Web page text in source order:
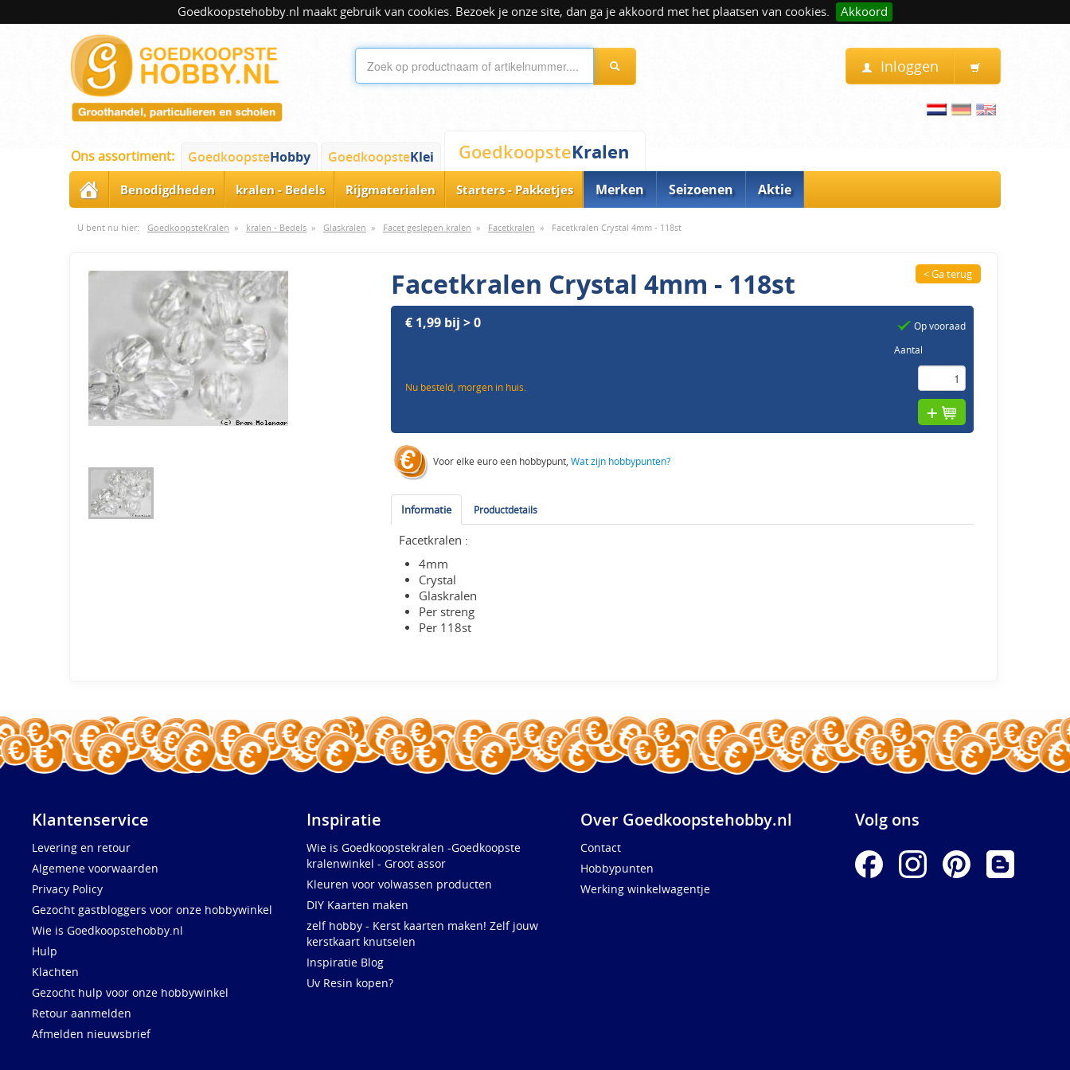
Goedkoopstehobby.nl maakt gebruik van cookies. Bezoek je onze site, dan ga je akkoord met het plaatsen van cookies. Akkoord
Inloggen
Ons assortiment: GoedkoopsteHobby GoedkoopsteKlei GoedkoopsteKralen
Benodigdheden kralen - Bedels Rijgmaterialen Starters - Pakketjes Merken Seizoenen Aktie
U bent nu hier: GoedkoopsteKralen » kralen - Bedels » Glaskralen » Facet geslepen kralen » Facetkralen » Facetkralen Crystal 4mm - 118st
Facetkralen Crystal 4mm - 118st < Ga terug
€ 1,99 bij > 0
Nu besteld, morgen in huis.
Op vooraad
Aantal
Voor elke euro een hobbypunt,Wat zijn hobbypunten?
Informatie Productdetails
Facetkralen :
4mm
Crystal
Glaskralen
Per streng
Per 118st
Klantenservice
Levering en retour
Algemene voorwaarden
Privacy Policy
Gezocht gastbloggers voor onze hobbywinkel
Wie is Goedkoopstehobby.nl
Hulp
Klachten
Gezocht hulp voor onze hobbywinkel
Retour aanmelden
Afmelden nieuwsbrief
Inspiratie
Wie is Goedkoopstekralen -Goedkoopste
kralenwinkel - Groot assor
Kleuren voor volwassen producten
DIY Kaarten maken
zelf hobby - Kerst kaarten maken! Zelf jouw
kerstkaart knutselen
Inspiratie Blog
Uv Resin kopen?
Over Goedkoopstehobby.nl
Contact
Hobbypunten
Werking winkelwagentje
Volg ons